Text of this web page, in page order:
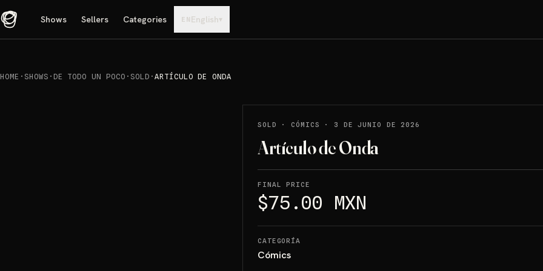
Shows Sellers Categories EN English▾
HOME · SHOWS · DE TODO UN POCO · SOLD · ARTÍCULO DE ONDA
SOLD ·CÓMICS · 3 DE JUNIO DE 2026
Artículo de Onda
FINAL PRICE
$75.00 MXN
CATEGORÍA
Cómics